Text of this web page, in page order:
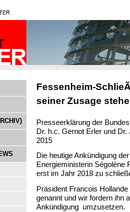
Fessenheim-
seiner Zusage
Presseerklärung der
Dr. h.c. Gernot Erler und
2015
Die heutige Ankündigung
Energieministerin Ségolène
erst im Jahr 2018 zu
Präsident Francois
genannt und wir fordern ihn
Ankündigung umzusetzen.